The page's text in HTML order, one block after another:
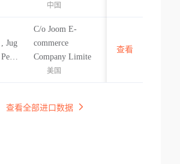
中国
Jug
C/o Joom E-
commerce
Company Limite
美国
美国
查看
查看全部进口数据